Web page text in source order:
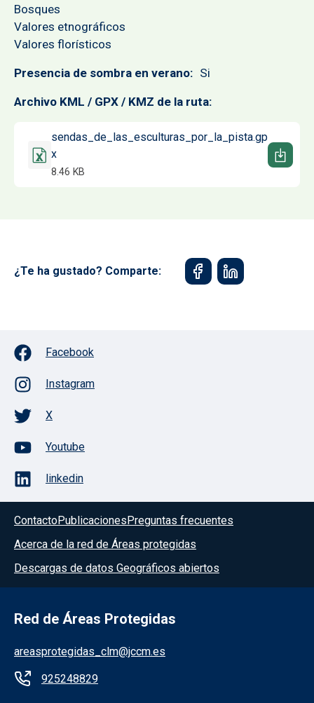
Bosques
Valores etnográficos
Valores florísticos
Presencia de sombra en verano Si
Archivo KML / GPX / KMZ de la ruta
Documento
sendas_de_las_esculturas_por_la_pista.gp
x
8.46 KB
¿Te ha gustado? Comparte:
Facebook
Instagram
X
Youtube
linkedin
ContactoPublicacionesPreguntas frecuentes
Acerca de la red de Áreas protegidas
Descargas de datos Geográficos abiertos
Red de Áreas Protegidas
areasprotegidas_clm@jccm.es
925248829